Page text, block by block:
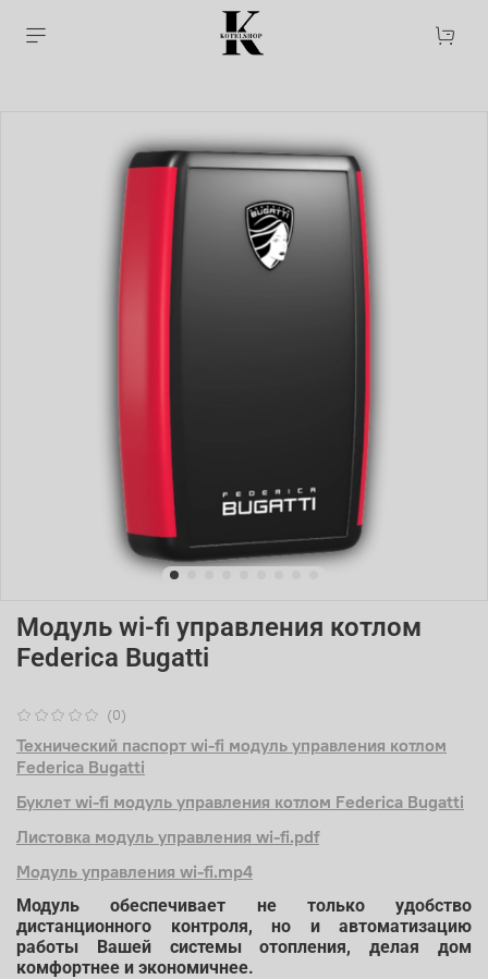
(0)
Модуль wi-fi управления котлом
Federica Bugatti
Технический паспорт wi-fi модуль управления котлом
Federica Bugatti
Буклет wi-fi модуль управления котлом Federica Bugatti
Листовка модуль управления wi-fi.pdf
Модуль управления wi-fi.mp4
Модуль обеспечивает не только удобство
дистанционного контроля, но и автоматизацию
работы Вашей системы отопления, делая дом
комфортнее и экономичнее.